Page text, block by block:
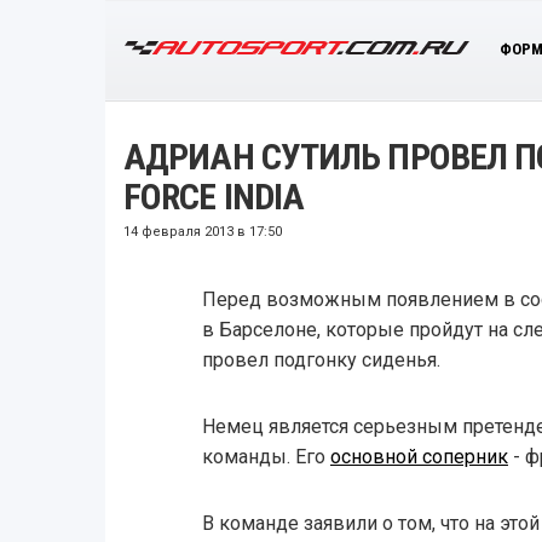
АДРИАН СУТИЛЬ ПРОВЕЛ
FORCE INDIA
14 февраля 2013 в 17:50
Перед возможным появлением в
в Барселоне, которые пройдут на
провел подгонку сиденья.
Немец является серьезным
команды. Его основной соперник-
В команде заявили о том, что на